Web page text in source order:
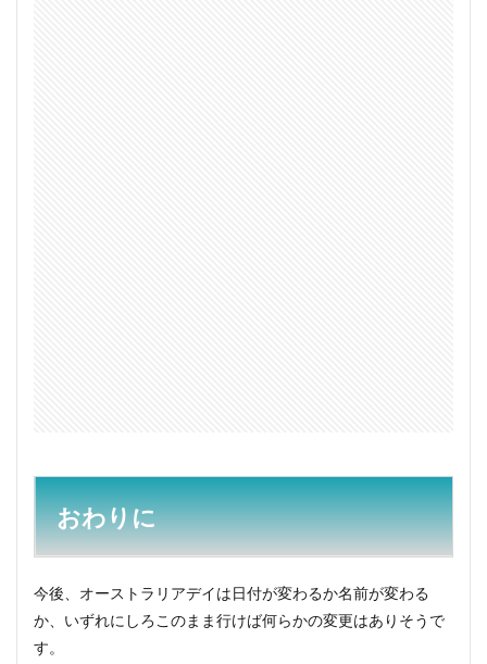
おわりに
今後、オーストラリアデイは日付が変わるか名前が変わる
か、いずれにしろこのまま行けば何らかの変更はありそうで
す。